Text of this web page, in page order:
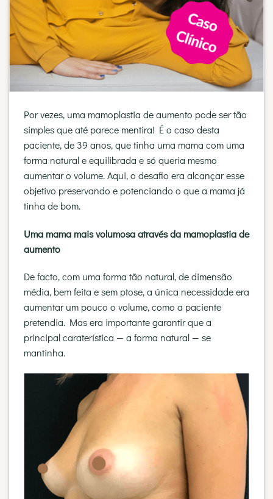
Por vezes, uma mamoplastia de aumento pode ser tão
simples que até parece mentira! É o caso desta
paciente, de 39 anos, que tinha uma mama com uma
forma natural e equilibrada e só queria mesmo
aumentar o volume. Aqui, o desafio era alcançar esse
objetivo preservando e potenciando o que a mama já
tinha de bom.
Uma mama mais volumosa através da mamoplastia de
aumento
De facto, com uma forma tão natural, de dimensão
média, bem feita e sem ptose, a única necessidade era
aumentar um pouco o volume, como a paciente
pretendia. Mas era importante garantir que a
principal caraterística — a forma natural — se
mantinha.